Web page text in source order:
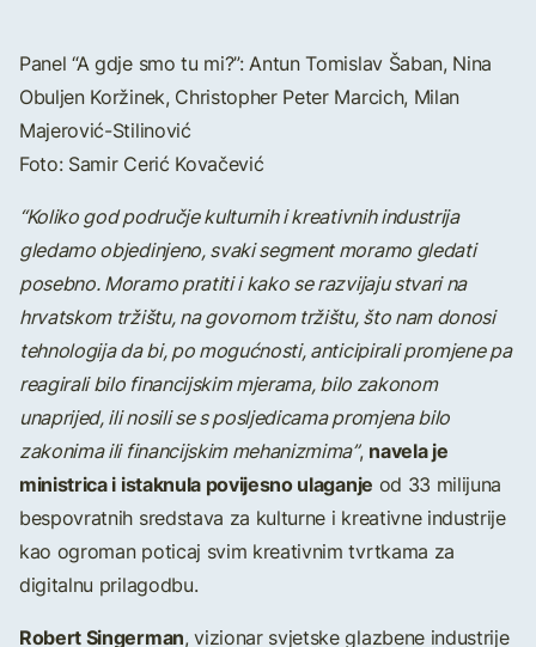
Panel “A gdje smo tu mi?”: Antun Tomislav Šaban, Nina
Obuljen Koržinek, Christopher Peter Marcich, Milan
Majerović-Stilinović
Foto: Samir Cerić Kovačević
“Koliko god područje kulturnih i kreativnih industrija
gledamo objedinjeno, svaki segment moramo gledati
posebno. Moramo pratiti i kako se razvijaju stvari na
hrvatskom tržištu, na govornom tržištu, što nam donosi
tehnologija da bi, po mogućnosti, anticipirali promjene pa
reagirali bilo financijskim mjerama, bilo zakonom
unaprijed, ili nosili se s posljedicama promjena bilo
zakonima ili financijskim mehanizmima”, navela je
ministrica i istaknula povijesno ulaganje od 33 milijuna
bespovratnih sredstava za kulturne i kreativne industrije
kao ogroman poticaj svim kreativnim tvrtkama za
digitalnu prilagodbu.
Robert Singerman, vizionar svjetske glazbene industrije